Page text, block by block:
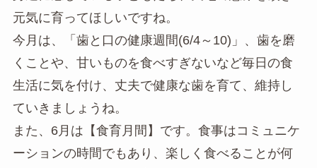
元気に育ってほしいですね。
今月は、「歯と口の健康週間(6/4～10)」、歯を磨
くことや、甘いものを食べすぎないなど毎日の食
生活に気を付け、丈夫で健康な歯を育て、維持し
ていきましょうね。
また、6月は【食育月間】です。食事はコミュニケ
ーションの時間でもあり、楽しく食べることが何